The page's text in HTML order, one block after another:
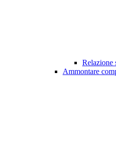
Relazione
Ammontare